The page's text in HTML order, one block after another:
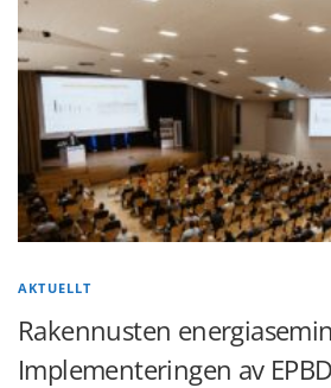
AKTUELLT
Rakennusten
Implementeringen av